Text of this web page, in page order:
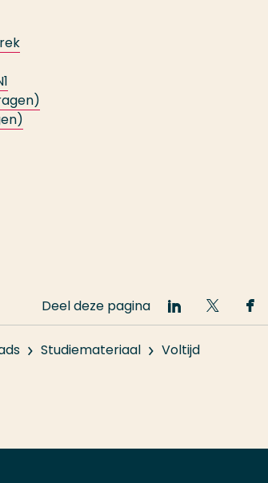
Studiemateriaal Voltijd
Deel deze pagina
Deel
op
LinkedIn
Deel
op